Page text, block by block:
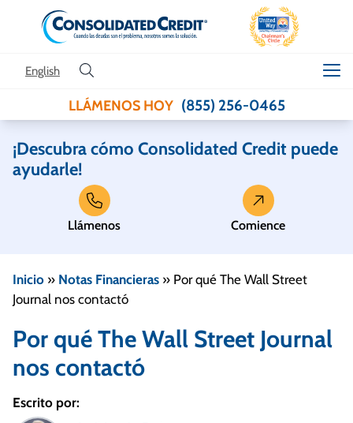
Skip to content
English
LLÁMENOS HOY (855) 256-0465
¡Descubra cómo Consolidated Credit puede
ayudarle!
Llámenos Comience
Inicio » Notas Financieras » Por qué The Wall Street
Journal nos contactó
Por qué The Wall Street Journal
nos contactó
Escrito por: